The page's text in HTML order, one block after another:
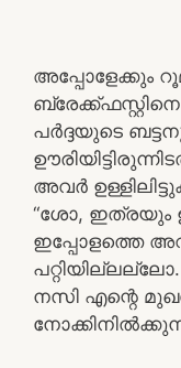
അപ്പോളേക്കും
പർദ്ദയുടെ
അവർ
“ശോ, ഇത്രയും
ഇപ്പോളത്തെ
നസി എന്റെ